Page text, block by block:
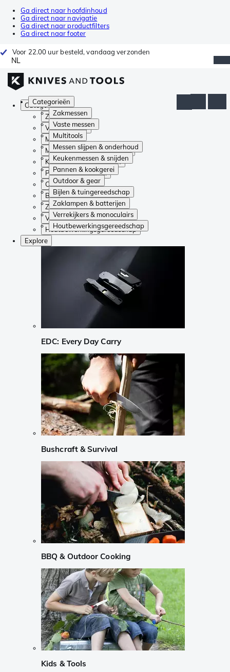
Ga direct naar hoofdinhoud
Ga direct naar navigatie
Ga direct naar productfilters
Ga direct naar footer
Voor 22.00 uur besteld, vandaag verzonden
NL
Categorieën
Zakmessen
Vaste messen
Multitools
Messen slijpen & onderhoud
Keukenmessen & snijden
Pannen & kookgerei
Outdoor & gear
Bijlen & tuingereedschap
Zaklampen & batterijen
Verrekijkers & monoculairs
Houtbewerkingsgereedschap
Categorieën
Zakmessen
Vaste messen
Multitools
Messen slijpen & onderhoud
Keukenmessen & snijden
Pannen & kookgerei
Outdoor & gear
Bijlen & tuingereedschap
Zaklampen & batterijen
Verrekijkers & monoculairs
Houtbewerkingsgereedschap
Explore
EDC: Every Day Carry
Bushcraft & Survival
BBQ & Outdoor Cooking
Kids & Tools